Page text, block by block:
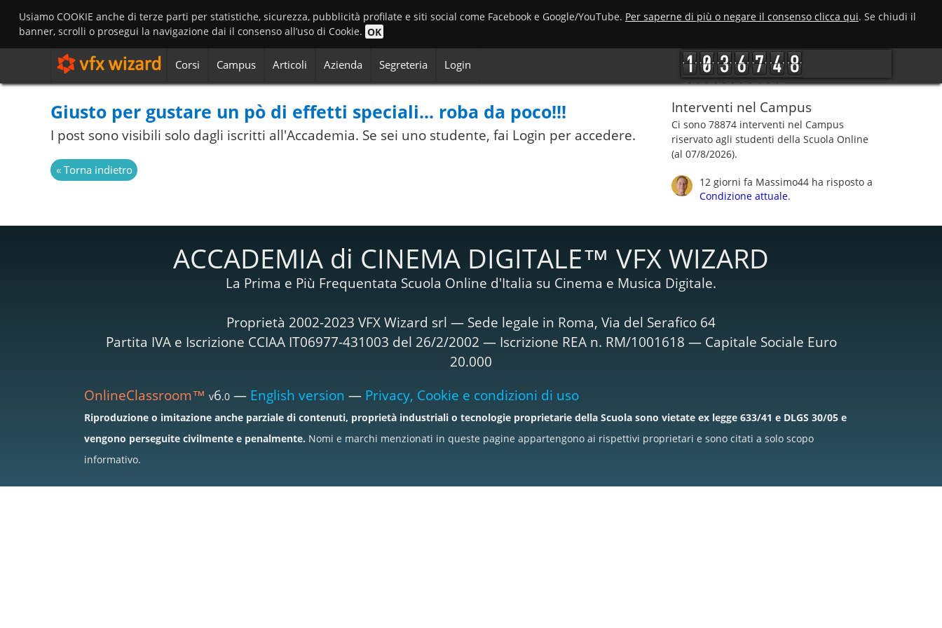
Usiamo COOKIE anche di terze parti per statistiche, sicurezza, pubblicità profilate e siti social come Facebook e Google/YouTube. Per saperne di più o negare il consenso clicca qui. Se chiudi il
banner, scrolli o prosegui la navigazione dai il consenso all’uso di Cookie. OK
Corsi Campus Articoli Azienda Segreteria Login
Giusto per gustare un pò di effetti speciali... roba da poco!!!
I post sono visibili solo dagli iscritti all'Accademia. Se sei uno studente, fai Login per accedere.
Interventi nel Campus
Ci sono 78874 interventi nel Campus
riservato agli studenti della Scuola Online
(al 07/8/2026).
12 giorni fa Massimo44ha risposto a
Condizione attuale.
ACCADEMIA di CINEMA DIGITALE™ VFX WIZARD
La Prima e Più Frequentata Scuola Online d'Italia su Cinema e Musica Digitale.
Proprietà 2002-2023 VFX Wizard srl — Sede legale in Roma, Via del Serafico 64
Partita IVA e Iscrizione CCIAA IT06977-431003 del 26/2/2002 — Iscrizione REA n. RM/1001618 — Capitale Sociale Euro
20.000
OnlineClassroom™ v6.0 — English version — Privacy, Cookie e condizioni di uso
Riproduzione o imitazione anche parziale di contenuti, proprietà industriali o tecnologie proprietarie della Scuola sono vietate ex legge 633/41 e DLGS 30/05 e
vengono perseguite civilmente e penalmente. Nomi e marchi menzionati in queste pagine appartengono ai rispettivi proprietari e sono citati a solo scopo
informativo.